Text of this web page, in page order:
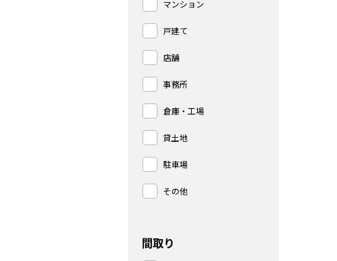
マンション
戸建て
店舗
事務所
倉庫・工場
貸土地
駐車場
その他
間取り